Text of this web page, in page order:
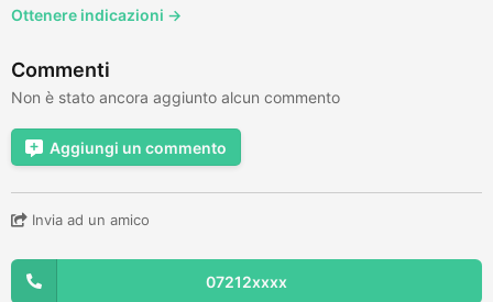
Ottenere indicazioni →
Commenti
Non è stato ancora aggiunto alcun commento
Aggiungi un commento
Invia ad un amico
07212xxxx